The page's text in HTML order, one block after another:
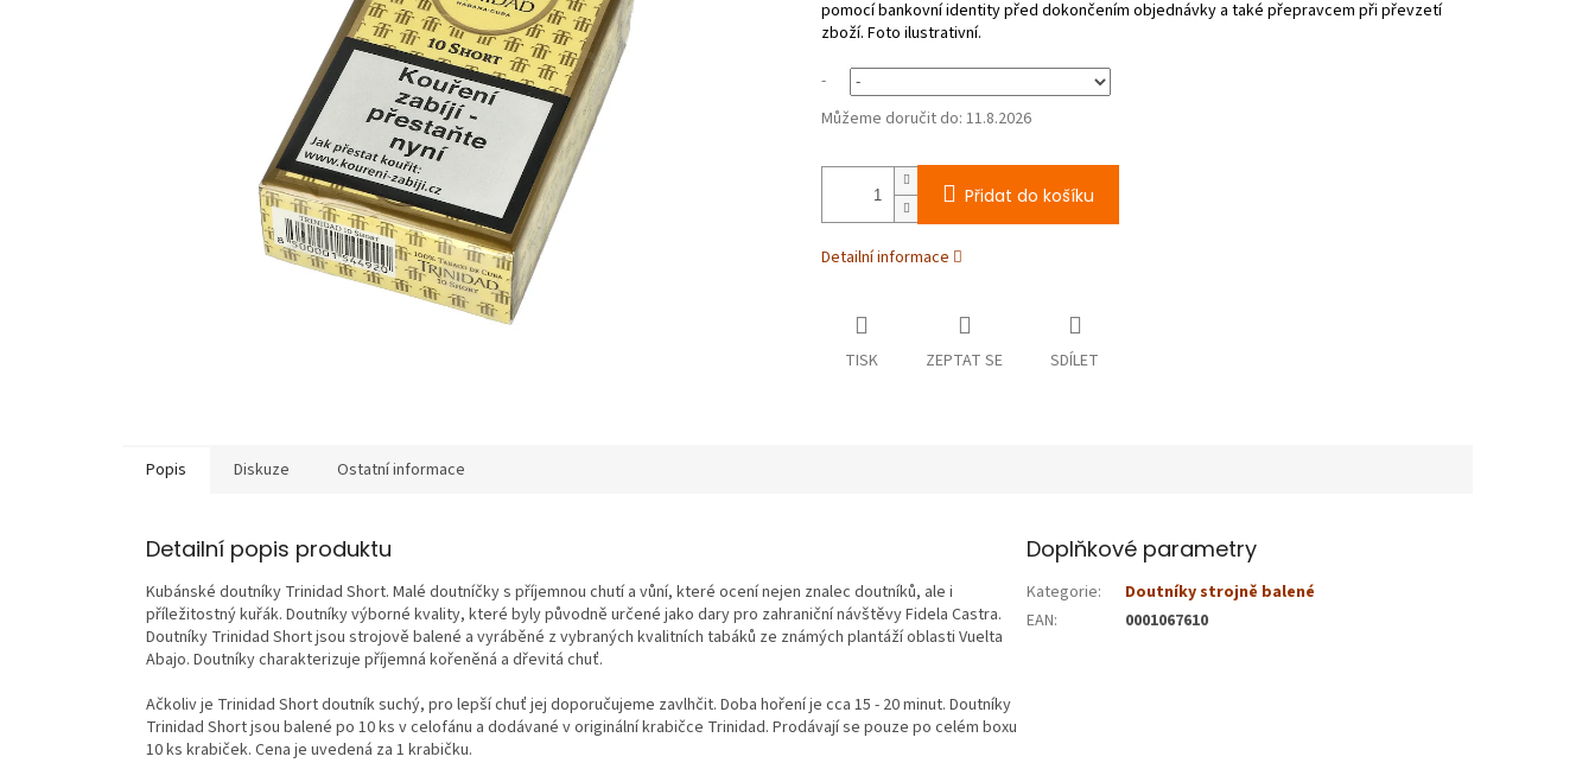
-
Můžeme doručit do: 11.8.2026
Přidat do košíku
Detailní informace
TISK ZEPTAT SE SDÍLET
Popis Diskuze Ostatní informace
Detailní popis produktu
Kubánské doutníky Trinidad Short. Malé doutníčky s příjemnou chutí a vůní, které ocení nejen znalec doutníků, ale i
příležitostný kuřák. Doutníky výborné kvality, které byly původně určené jako dary pro zahraniční návštěvy Fidela Castra.
Doutníky Trinidad Short jsou strojově balené a vyráběné z vybraných kvalitních tabáků ze známých plantáží oblasti Vuelta
Abajo. Doutníky charakterizuje příjemná kořeněná a dřevitá chuť.
Ačkoliv je Trinidad Short doutník suchý, pro lepší chuť jej doporučujeme zavlhčit. Doba hoření je cca 15 - 20 minut. Doutníky
Trinidad Short jsou balené po 10 ks v celofánu a dodávané v originální krabičce Trinidad. Prodávají se pouze po celém boxu
10 ks krabiček. Cena je uvedená za 1 krabičku.
Doplňkové parametry
Kategorie:
Doutníky strojně balené
EAN: 0001067610